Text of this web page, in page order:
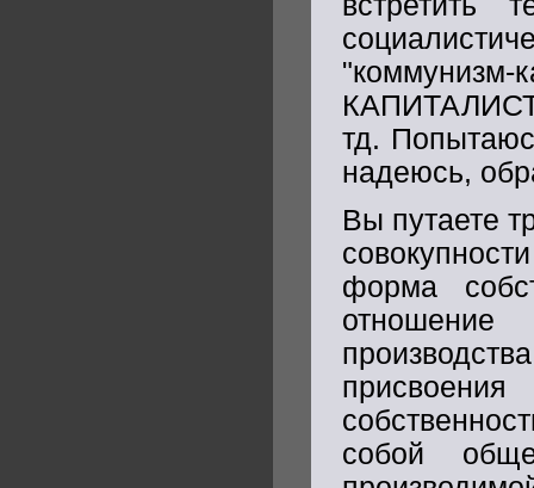
тд.
надеюсь,
Вы путаете
форма
собой